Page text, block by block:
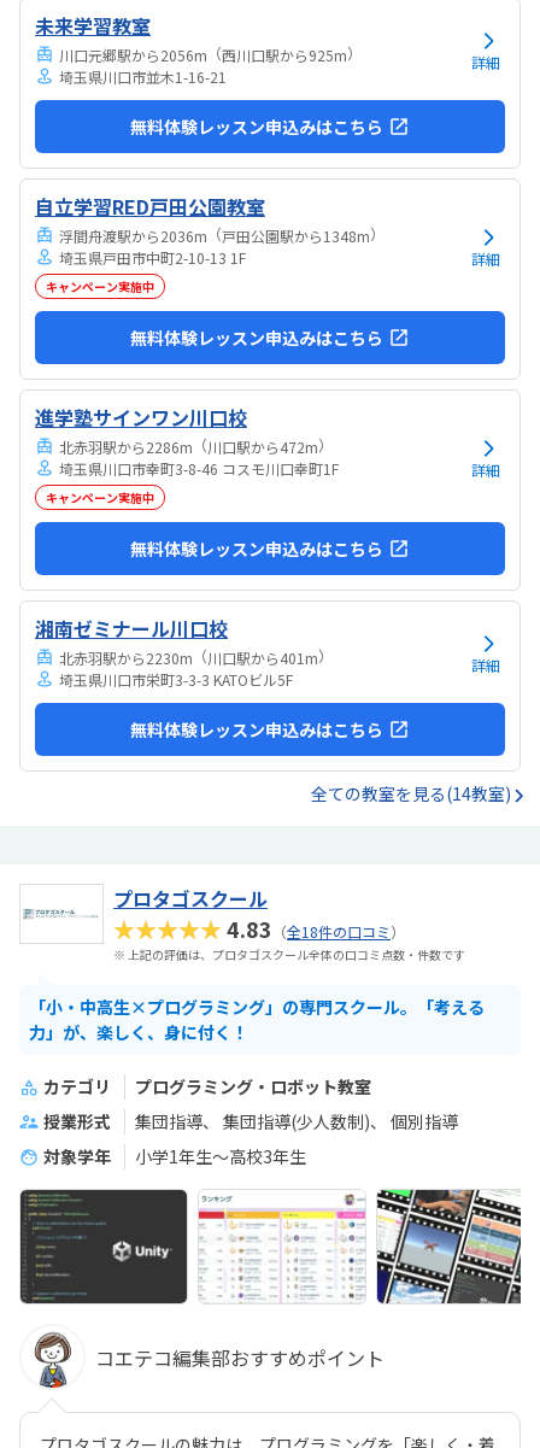
未来学習教室
川口元郷駅から2056m （西川口駅から925m）
埼玉県川口市並木1-16-21
詳細
無料体験レッスン申込みはこちら
自立学習RED戸田公園教室
浮間舟渡駅から2036m （戸田公園駅から1348m）
埼玉県戸田市中町2-10-13 1F
キャンペーン実施中
詳細
無料体験レッスン申込みはこちら
進学塾サインワン川口校
北赤羽駅から2286m （川口駅から472m）
埼玉県川口市幸町3-8-46 コスモ川口幸町1F
キャンペーン実施中
詳細
無料体験レッスン申込みはこちら
湘南ゼミナール川口校
北赤羽駅から2230m （川口駅から401m）
埼玉県川口市栄町3-3-3 KATOビル5F
詳細
無料体験レッスン申込みはこちら
全ての教室を見る(14教室)
プロタゴスクール
★★★★★4.83 （全18件の口コミ）
※ 上記の評価は、プロタゴスクール全体の口コミ点数・件数です
「小・中高生×プログラミング」の専門スクール。「考える
力」が、楽しく、身に付く！
カテゴリ
プログラミング・ロボット教室
授業形式
集団指導 集団指導(少人数制)
個別指導
対象学年
小学1年生～高校3年生
コエテコ編集部おすすめポイント